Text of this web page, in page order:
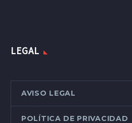
LEGAL
AVISO LEGAL
POLÍTICA DE PRIVACIDAD